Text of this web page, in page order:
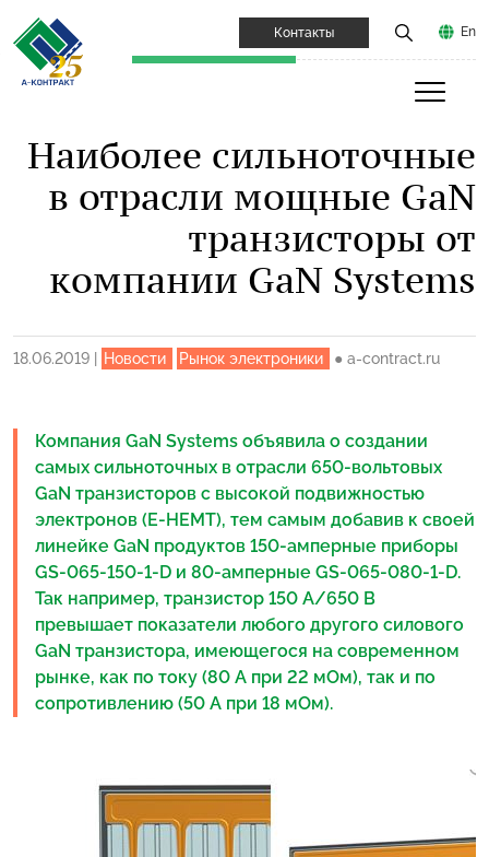
Контакты En
Наиболее сильноточные
в отрасли мощные GaN
транзисторы от
компании GaN Systems
18.06.2019 Новости Рынок электроники ● a-contract.ru
Компания GaN Systems объявила о создании
самых сильноточных в отрасли 650-вольтовых
GaN транзисторов с высокой подвижностью
электронов (E-HEMT), тем самым добавив к своей
линейке GaN продуктов 150-амперные приборы
GS-065-150-1-D и 80-амперные GS-065-080-1-D.
Так например, транзистор 150 А/650 В
превышает показатели любого другого силового
GaN транзистора, имеющегося на современном
рынке, как по току (80 А при 22 мОм), так и по
сопротивлению (50 А при 18 мОм).